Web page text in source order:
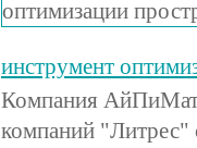
инструмент
Компания
компаний "Литрес"